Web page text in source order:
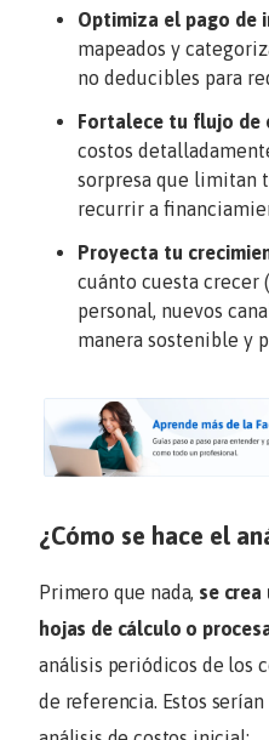
Optimiza el pago de
mapeados y
no deducibles para
Fortalece tu flujo de
costos
sorpresa que limitan
recurrir a
Proyecta tu
cuánto cuesta crecer
personal, nuevos
manera sostenible y
¿Cómo se hace el
Primero que nada, se crea
hojas de cálculo o
análisis periódicos de los
de referencia. Estos serían